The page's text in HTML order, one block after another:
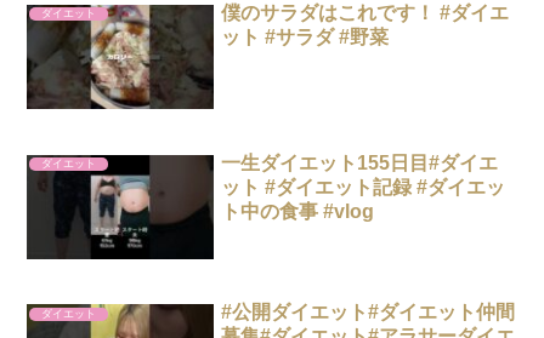
ダイエット
僕のサラダはこれです！ #ダイエ
ット #サラダ #野菜
ダイエット
一生ダイエット155日目#ダイエ
ット #ダイエット記録 #ダイエッ
ト中の食事 #vlog
ダイエット
#公開ダイエット#ダイエット仲間